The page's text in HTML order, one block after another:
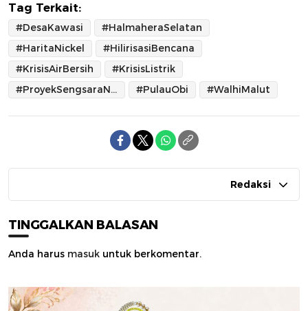
Tag Terkait:
#DesaKawasi
#HalmaheraSelatan
#HaritaNickel
#HilirisasiBencana
#KrisisAirBersih
#KrisisListrik
#ProyekSengsaraNasional
#PulauObi #WalhiMalut
Redaksi
TINGGALKAN BALASAN
Anda harus masuk untuk berkomentar.